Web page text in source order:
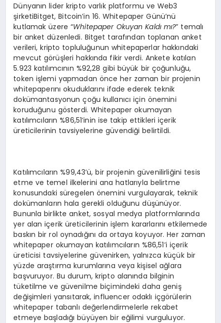
Dünyanın lider kripto varlık platformu ve Web3
şirketiBitget, Bitcoin’in 16. Whitepaper Günü’nü
kutlamak üzere “Whitepaper Okuyan Kaldı mı?” temalı
bir anket düzenledi. Bitget tarafından toplanan anket
verileri, kripto topluluğunun whitepaperlar hakkındaki
mevcut görüşleri hakkında fikir verdi. Ankete katılan
5.923 katılımcının %92,28 gibi büyük bir çoğunluğu,
token işlemi yapmadan önce her zaman bir projenin
whitepaperını okuduklarını ifade ederek teknik
dokümantasyonun çoğu kullanıcı için önemini
koruduğunu gösterdi. Whitepaper okumayan
katılımcıların %86,51’inin ise takip ettikleri içerik
üreticilerinin tavsiyelerine güvendiği belirtildi.
Katılımcıların %99,43’ü, bir projenin güvenilirliğini tesis
etme ve temel ilkelerini ana hatlarıyla belirtme
konusundaki süregelen önemini vurgulayarak, teknik
dokümanların hala gerekli olduğunu düşünüyor.
Bununla birlikte anket, sosyal medya platformlarında
yer alan içerik üreticilerinin işlem kararlarını etkilemede
baskın bir rol oynadığını da ortaya koyuyor. Her zaman
whitepaper okumayan katılımcıların %86,51’i içerik
üreticisi tavsiyelerine güvenirken, yalnızca küçük bir
yüzde araştırma kurumlarına veya kişisel ağlara
başvuruyor. Bu durum, kripto alanında bilginin
tüketilme ve güvenilme biçimindeki daha geniş
değişimleri yansıtarak, influencer odaklı içgörülerin
whitepaper tabanlı değerlendirmelerle rekabet
etmeye başladığı büyüyen bir eğilimi vurguluyor.